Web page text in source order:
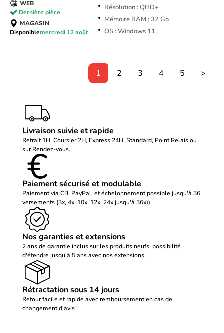
Résolution : QHD+
Mémoire RAM : 32 Go
OS : Windows 11
WEB
Dernière pièce
MAGASIN
Disponiblemercredi 12 août
1 2 3 4 5 >
Livraison suivie et rapide
Retrait 1H, Coursier 2H, Express 24H, Standard, Point Relais ou
sur Rendez-vous.
Paiement sécurisé et modulable
Paiement via CB, PayPal, et échelonnement possible jusqu'à 36
versements (3x, 4x, 10x, 12x, 24x jusqu'à 36x)).
Nos garanties et extensions
2 ans de garantie inclus sur les produits neufs, possibilité
d'étendre jusqu'à 5 ans avec nos extensions.
Rétractation sous 14 jours
Retour facile et rapide avec remboursement en cas de
changement d'avis !